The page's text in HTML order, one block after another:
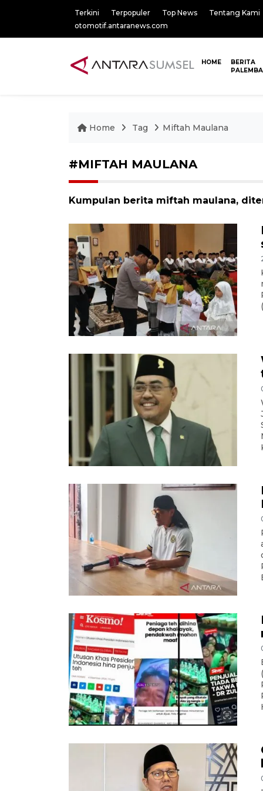
Terkini Terpopuler Top News
Tentang Kami
otomotif.antaranews.com
HOME
BERITA
Home Tag Miftah Maulana
#MIFTAH MAULANA
Kumpulan berita miftah maulana,